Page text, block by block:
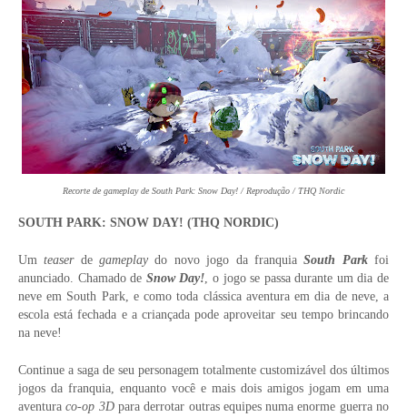
Recorte de gameplay de South Park: Snow Day! / Reprodução / THQ Nordic
SOUTH PARK: SNOW DAY! (THQ NORDIC)
Umteaserdegameplaydo novo jogo da franquiaSouth Parkfoi
anunciado. Chamado de Snow Day!, o jogo se passa durante um dia de
neve em South Park, e como toda clássica aventura em dia de neve, a
escola está fechada e a criançada pode aproveitar seu tempo brincando
na neve!
Continue a saga de seu personagem totalmente customizável dos últimos
jogos da franquia, enquanto você e mais dois amigos jogam em uma
aventura co-op 3Dpara derrotar outras equipes numa enorme guerra no